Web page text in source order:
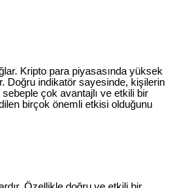
Kripto para piyasasında yüksek
Doğru indikatör sayesinde, kişilerin
sebeple çok avantajlı ve etkili bir
birçok önemli etkisi olduğunu